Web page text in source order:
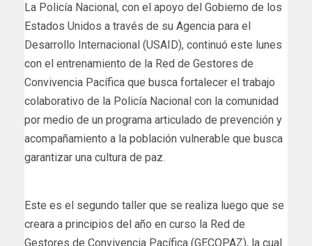
La Policía Nacional, con el apoyo del Gobierno de los
Estados Unidos a través de su Agencia para el
Desarrollo Internacional (USAID), continuó este lunes
con el entrenamiento de la Red de Gestores de
Convivencia Pacífica que busca fortalecer el trabajo
colaborativo de la Policía Nacional con la comunidad
por medio de un programa articulado de prevención y
acompañamiento a la población vulnerable que busca
garantizar una cultura de paz.
Este es el segundo taller que se realiza luego que se
creara a principios del año en curso la Red de
Gestores de Convivencia Pacífica (GECOPAZ), la cual